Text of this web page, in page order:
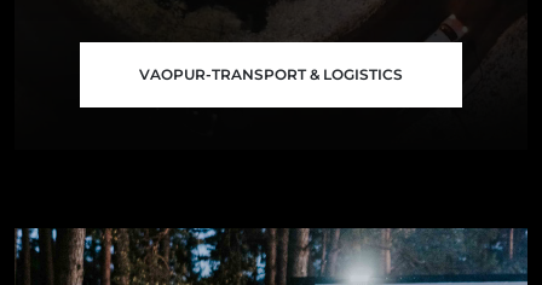
VAOPUR-TRANSPORT & LOGISTICS